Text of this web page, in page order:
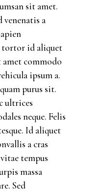
sit amet.
a
tortor id aliquet
commodo
ipsum a.
purus sit.
ultrices
neque. Felis
Id aliquet
a cras
tempus
massa
Sed